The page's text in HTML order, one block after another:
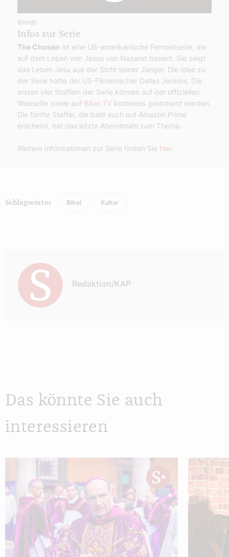
©Imdb
Infos zur Serie
The Chosen ist eine US-amerikanische Fernsehserie, die
auf dem Leben von Jesus von Nazaret basiert. Sie zeigt
das Leben Jesu aus der Sicht seiner Jünger. Die Idee zu
der Serie hatte der US-Filmemacher Dallas Jenkins. Die
ersten vier Staffeln der Serie können auf der offiziellen
Webseite sowie auf Bibel TV kostenlos gestreamt werden.
Die fünfte Staffel, die bald auch auf Amazon Prime
erscheint, hat das letzte Abendmahl zum Thema.
Weitere Informationen zur Serie finden Sie hier
Schlagwörter Bibel Kultur
Redaktion/KAP
Das könnte Sie auch
interessieren